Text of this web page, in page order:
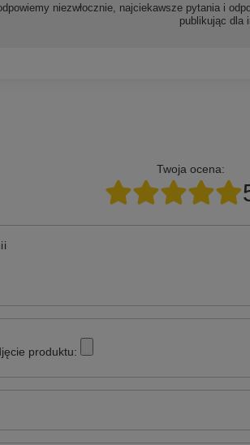
niezwłocznie, najciekawsze pytania i
publikując dla
Twoja ocena:
produktu: